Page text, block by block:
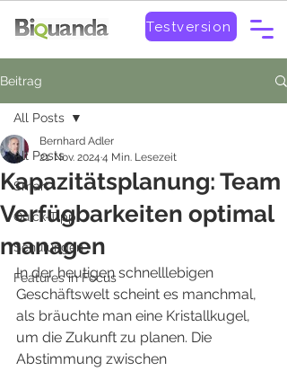
Testversion
Beitrag
All Posts
Smart
Quick-Tipp
Schulungen
Features in Focus
All Posts
Kapazitätsplanung: Team
Verfügbarkeiten optimal
managen
Bernhard Adler
21. Nov. 2024 4 Min. Lesezeit
In der heutigen schnelllebigen
Geschäftswelt scheint es manchmal,
als bräuchte man eine Kristallkugel,
um die Zukunft zu planen. Die
Abstimmung zwischen